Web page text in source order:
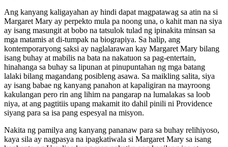
Ang kanyang kaligayahan ay hindi dapat magpatawag sa atin na si
Margaret Mary ay perpekto mula pa noong una, o kahit man na siya
ay isang masungit at bobo na tatsulok tulad ng ipinakita minsan sa
mga matamis at di-tumpak na biograpiya. Sa halip, ang
kontemporaryong saksi ay naglalarawan kay Margaret Mary bilang
isang buhay at mabilis na bata na nakatuon sa pag-entertain,
hinahanga sa buhay sa lipunan at pinupuntahan ng mga batang
lalaki bilang magandang posibleng asawa. Sa maikling salita, siya
ay isang babae ng kanyang panahon at kapaligiran na mayroong
kakulangan pero rin ang lihim na pangarap na lumalakas sa loob
niya, at ang pagtitiis upang makamit ito dahil pinili ni Providence
siyang para sa isa pang espesyal na misyon.
Nakita ng pamilya ang kanyang pananaw para sa buhay relihiyoso,
kaya sila ay nagpasya na ipagkatiwala si Margaret Mary sa isang